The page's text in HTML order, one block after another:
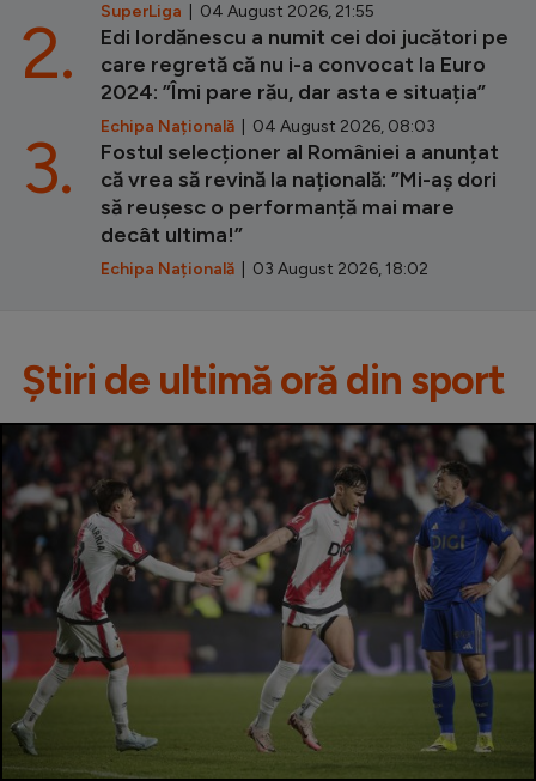
SuperLiga | 04 August 2026, 21:55
Edi Iordănescu a numit cei doi jucători pe
care regretă că nu i-a convocat la Euro
2024: ”Îmi pare rău, dar asta e situația”
Echipa Națională | 04 August 2026, 08:03
2.
Fostul selecționer al României a anunțat
că vrea să revină la națională: ”Mi-aș dori
să reușesc o performanță mai mare
decât ultima!”
Echipa Națională | 03 August 2026, 18:02
3.
Știri de ultimă oră din sport